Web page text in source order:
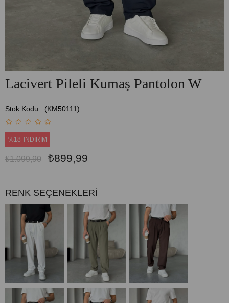
Lacivert Pileli Kumaş Pantolon W
Stok Kodu (KM50111)
%18 İNDIRIM
₺1.099,90 ₺899,99
RENK SEÇENEKLERİ